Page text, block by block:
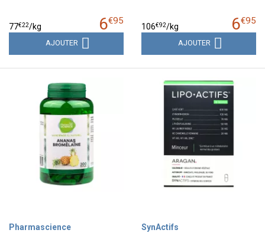
6€95
77€22/kg
AJOUTER
6€95
106€92/kg
AJOUTER
Pharmascience
SynActifs